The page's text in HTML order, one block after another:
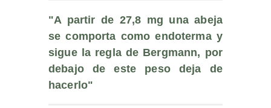
"A partir de 27,8 mg una abeja
se comporta como endoterma y
sigue la regla de Bergmann, por
debajo de este peso deja de
hacerlo"